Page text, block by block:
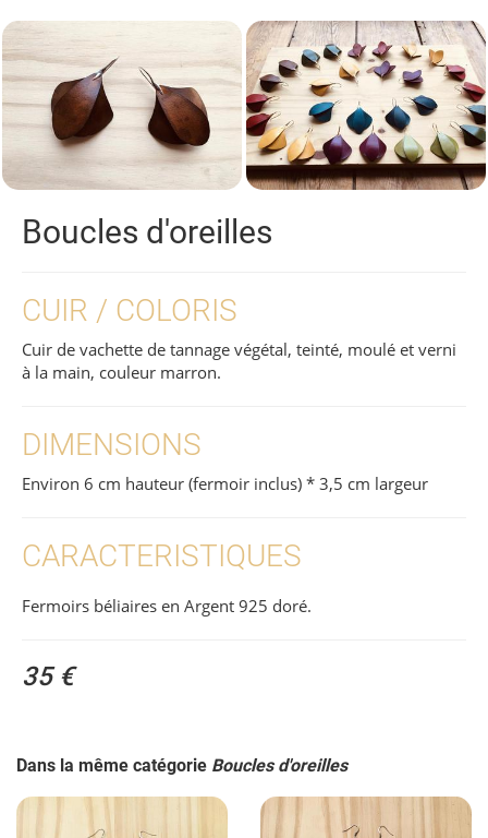
Boucles d'oreilles
CUIR / COLORIS
Cuir de vachette de tannage végétal, teinté, moulé et verni
à la main, couleur marron.
DIMENSIONS
Environ 6 cm hauteur (fermoir inclus) * 3,5 cm largeur
CARACTERISTIQUES
Fermoirs béliaires en Argent 925 doré.
35 €
Dans la même catégorie Boucles d'oreilles